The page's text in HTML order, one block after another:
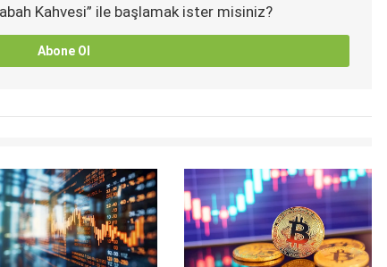
Kahvesi” ile başlamak ister misiniz?
Abone Ol